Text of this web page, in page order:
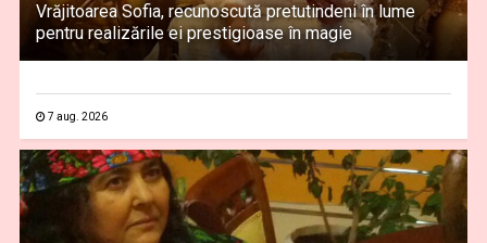
Vrăjitoarea Sofia, recunoscută pretutindeni în lume
pentru realizările ei prestigioase în magie
7 aug. 2026